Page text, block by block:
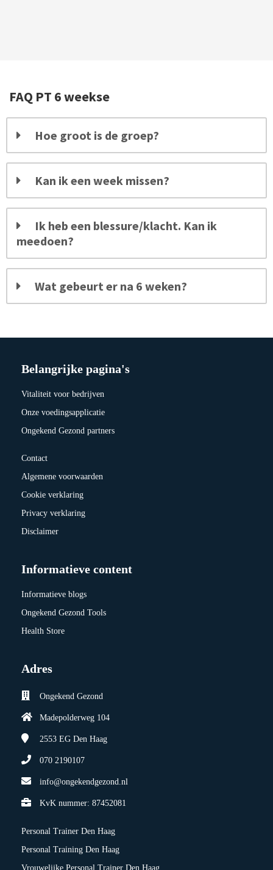
FAQ PT 6 weekse
Hoe groot is de groep?
Kan ik een week missen?
Ik heb een blessure/klacht. Kan ik
meedoen?
Wat gebeurt er na 6 weken?
Belangrijke pagina's
Vitaliteit voor bedrijven
Onze voedingsapplicatie
Ongekend Gezond partners
Contact
Algemene voorwaarden
Cookie verklaring
Privacy verklaring
Disclaimer
Informatieve content
Informatieve blogs
Ongekend Gezond Tools
Health Store
Adres
Ongekend Gezond
Madepolderweg 104
2553 EG Den Haag
070 2190107
info@ongekendgezond.nl
KvK nummer: 87452081
Personal Trainer Den Haag
Personal Training Den Haag
Vrouwelijke Personal Trainer Den Haag